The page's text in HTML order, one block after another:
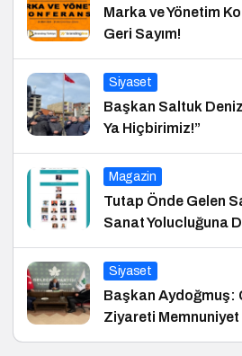
Marka ve Yönetim
Geri Sayım!
Siyaset
Başkan Saltuk
Ya Hiçbirimiz!”
Magazin
Tutap Önde Gelen
Sanat Yolucluğuna
Siyaset
Başkan Aydoğmuş:
Ziyareti Memnuniyet